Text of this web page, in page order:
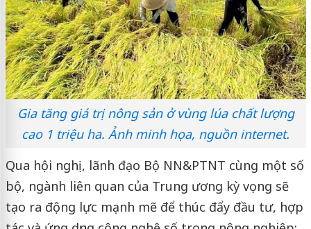
Gia tăng giá trị nông sản ở vùng lúa chất lượng
cao 1 triệu ha. Ảnh minh họa, nguồn internet.
Qua hội nghị, lãnh đạo Bộ NN&PTNT cùng một số
bộ, ngành liên quan của Trung ương kỳ vọng sẽ
tạo ra động lực mạnh mẽ để thúc đẩy đầu tư, hợp